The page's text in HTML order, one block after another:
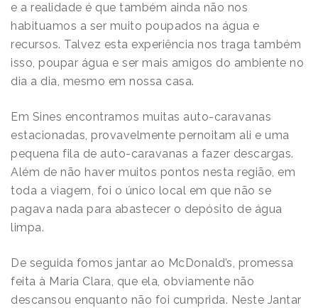
e a realidade é que também ainda não nos
habituamos a ser muito poupados na água e
recursos. Talvez esta experiência nos traga também
isso, poupar água e ser mais amigos do ambiente no
dia a dia, mesmo em nossa casa.
Em Sines encontramos muitas auto-caravanas
estacionadas, provavelmente pernoitam ali e uma
pequena fila de auto-caravanas a fazer descargas.
Além de não haver muitos pontos nesta região, em
toda a viagem, foi o único local em que não se
pagava nada para abastecer o depósito de água
limpa.
De seguida fomos jantar ao McDonald’s, promessa
feita à Maria Clara, que ela, obviamente não
descansou enquanto não foi cumprida. Neste Jantar